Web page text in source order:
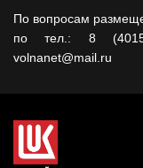
По вопросам
по тел.: 8
volnanet@mail.ru